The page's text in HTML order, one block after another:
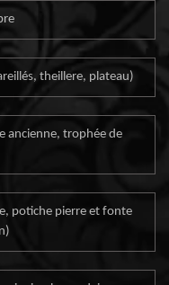
theillere, plateau)
ancienne, trophée de
potiche pierre et fonte